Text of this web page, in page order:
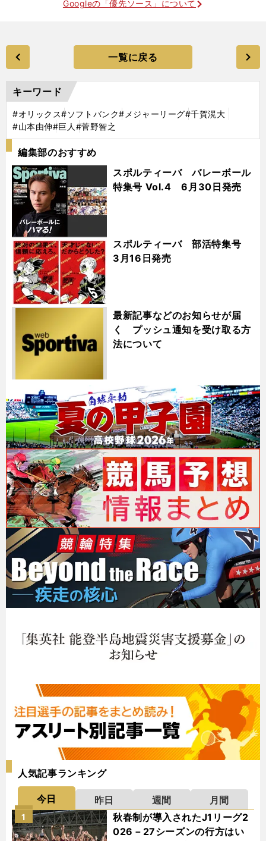
Googleの「優先ソース」について
一覧に戻る
キーワード
#オリックス#ソフトバンク#メジャーリーグ#千賀滉大
#山本由伸#巨人 #菅野智之
編集部のおすすめ
スポルティーバ バレーボール
特集号 Vol.4 6月30日発売
スポルティーバ 部活特集号
3月16日発売
最新記事などのお知らせが届
く プッシュ通知を受け取る方
法について
人気記事ランキング
今日 昨日 週間
月間
秋春制が導入されたJ1リーグ2
026－27シーズンの行方はい
1